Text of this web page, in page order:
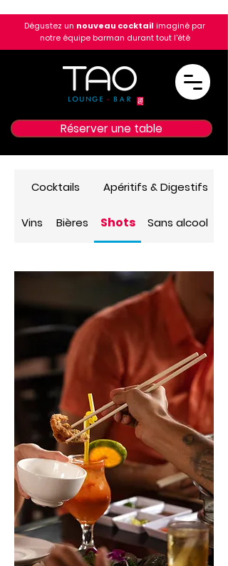
Réserver une table
Dégustez un nouveau cocktail imaginé par
notre équipe barman durant tout l'été
Cocktails Apéritifs & Digestifs
Vins Bières Shots Sans alcool